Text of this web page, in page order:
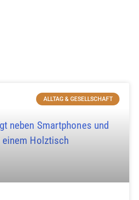
ALLTAG & GESELLSCHAFT